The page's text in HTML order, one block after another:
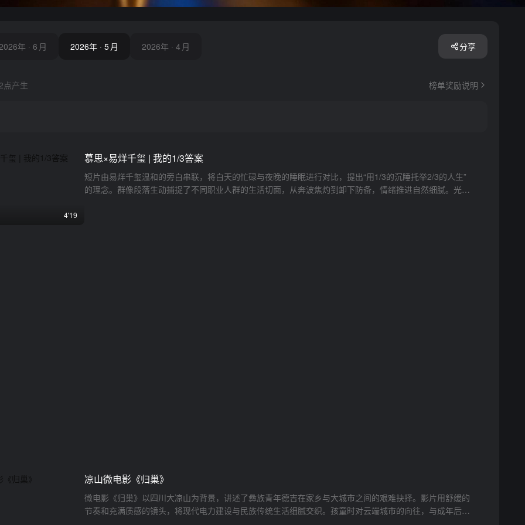
年 · 7 月
年 · 6 月 2026年 · 5月 2026年 · 4 月 分享
点产生 榜单奖励说明
4'19
慕思×易烊千玺 | 我的1/3答案
短片由易烊千玺温和的旁白串联，将白天的忙碌与夜晚的睡眠进行对比，提出“用1/3的沉睡托举2/3的人生”
的理念。群像段落生动捕捉了不同职业人群的生活切面，从奔波焦灼到卸下防备，情绪推进自然细腻。光影
凉山微电影《归巢》
微电影《归巢》以四川大凉山为背景，讲述了彝族青年德吉在家乡与大城市之间的艰难抉择。影片用舒缓的
节奏和充满质感的镜头，将现代电力建设与民族传统生活细腻交织。孩童时对云端城市的向往，与成年后面